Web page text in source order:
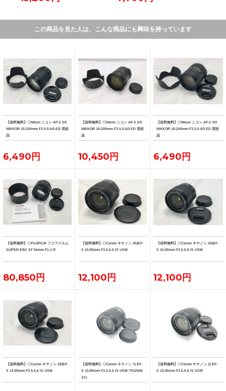
この商品を見た人は、こんな商品にも興味を持っています
【送料無料】◇Nikon ニコン AF-S DX
NIKKOR 18-200mm F3.5-5.6G ED 現状
品
6,490円
【送料無料】◇Nikon ニコン AF-S DX
NIKKOR 18-200mm F3.5-5.6G ED 現状
品
10,450円
【送料無料】◇Nikon ニコン AF-S DX
NIKKOR 18-200mm F3.5-5.6G ED 現状
品
6,490円
【送料無料】◇FUJIFILM フジフイルム
SUPER EBC XF 56mm F1.2 R
80,850円
【送料無料】◇Canon キヤノン 45)EF-
S 15-85mm F3.5-5.6 IS USM
12,100円
【送料無料】◇Canon キヤノン 26)EF-
S 15-85mm F3.5-5.6 IS USM
12,100円
【送料無料】◇Canon キヤノン 28)EF-
S 15-85mm F3.5-5.6 IS USM
【送料無料】◇Canon キヤノン 7) EF-
S 15-85mm F3.5-5.6 IS USM 7932506
211
【送料無料】◇Canon キヤノン 2) EF-
S 15-85mm F3.5-5.6 IS USM